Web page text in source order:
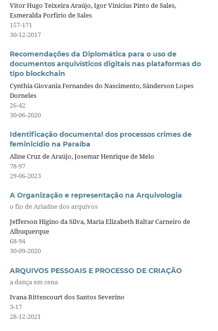
Vitor Hugo Teixeira Araújo, Igor Vinícius Pinto de Sales,
Esmeralda Porfírio de Sales
157-171
30-12-2017
Recomendações da Diplomática para o uso de
documentos arquivísticos digitais nas plataformas do
tipo blockchain
Cynthia Giovania Fernandes do Nascimento, Sânderson Lopes
Dorneles
26-42
30-06-2020
Identificação documental dos processos crimes de
feminicídio na Paraíba
Aline Cruz de Araújo, Josemar Henrique de Melo
78-97
29-06-2023
A Organização e representação na Arquivologia
o fio de Ariadne dos arquivos
Jefferson Higino da Silva, Maria Elizabeth Baltar Carneiro de
Albuquerque
68-94
30-09-2020
ARQUIVOS PESSOAIS E PROCESSO DE CRIAÇÃO
a dança em cena
Ivana Bittencourt dos Santos Severino
3-17
28-12-2021